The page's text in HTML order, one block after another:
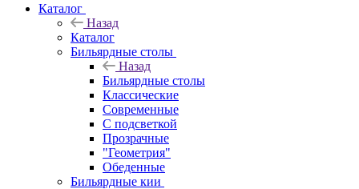
Каталог
Назад
Каталог
Бильярдные столы
Назад
Бильярдные столы
Классические
Современные
С подсветкой
Прозрачные
"Геометрия"
Обеденные
Бильярдные кии